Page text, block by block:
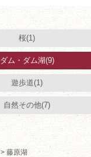
桜(1)
ダム・ダム湖(9)
遊歩道(1)
自然その他(7)
> 藤原湖